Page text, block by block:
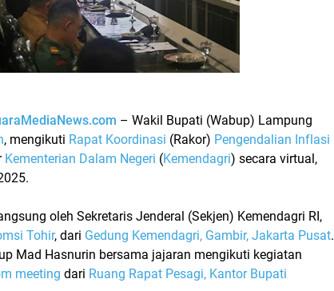
– Wakil Bupati (Wabup) Lampung
, mengikuti Rapat Koordinasi (Rakor) Pengendalian Inflasi
Kementerian Dalam Negeri (Kemendagri) secara virtual,
oleh Sekretaris Jenderal (Sekjen) Kemendagri RI,
Tohir, dari Gedung Kemendagri, Gambir, Jakarta Pusat.
Mad Hasnurin bersama jajaran mengikuti kegiatan
meeting dari Ruang Rapat Pesagi, Kantor Bupati